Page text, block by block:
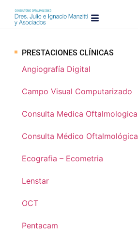
PRESTACIONES CLÍNICAS
Angiografía Digital
Campo Visual Computarizado
Consulta Medica Oftalmologica
Consulta Médico Oftalmológica
Ecografia – Ecometria
Lenstar
OCT
Pentacam